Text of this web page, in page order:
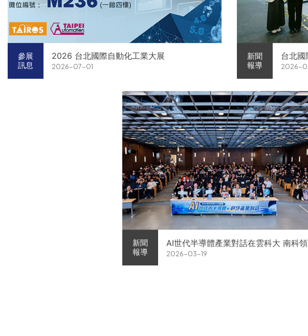
參展
訊息
2026 台北國際自動化工業大展
2026-07-01
新聞
報導
台北
展現AI
2026-
新聞
報導
AI世代半導體產業對話在雲科大 南科領
家企業前進校園徵才
2026-03-19